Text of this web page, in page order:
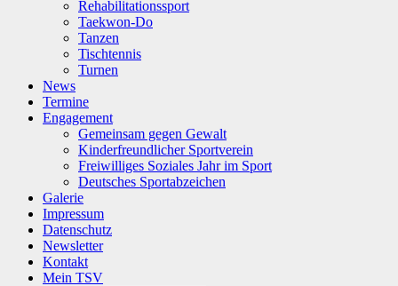
Rehabilitationssport
Taekwon-Do
Tanzen
Tischtennis
Turnen
News
Termine
Engagement
Gemeinsam gegen Gewalt
Kinderfreundlicher Sportverein
Freiwilliges Soziales Jahr im Sport
Deutsches Sportabzeichen
Galerie
Impressum
Datenschutz
Newsletter
Kontakt
Mein TSV